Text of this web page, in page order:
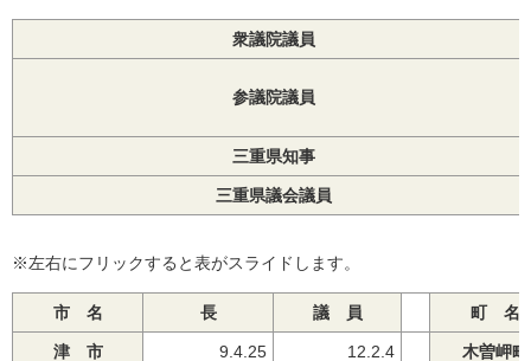
衆議院議員
参議院議員
三重県知事
三重県議会議員
※左右にフリックすると表がスライドします。
市 名 長 議 員 町 名
津 市 9.4.25 12.2.4 木曽岬町